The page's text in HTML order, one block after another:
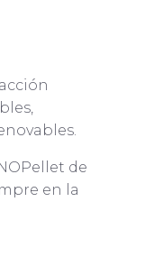
de
en la